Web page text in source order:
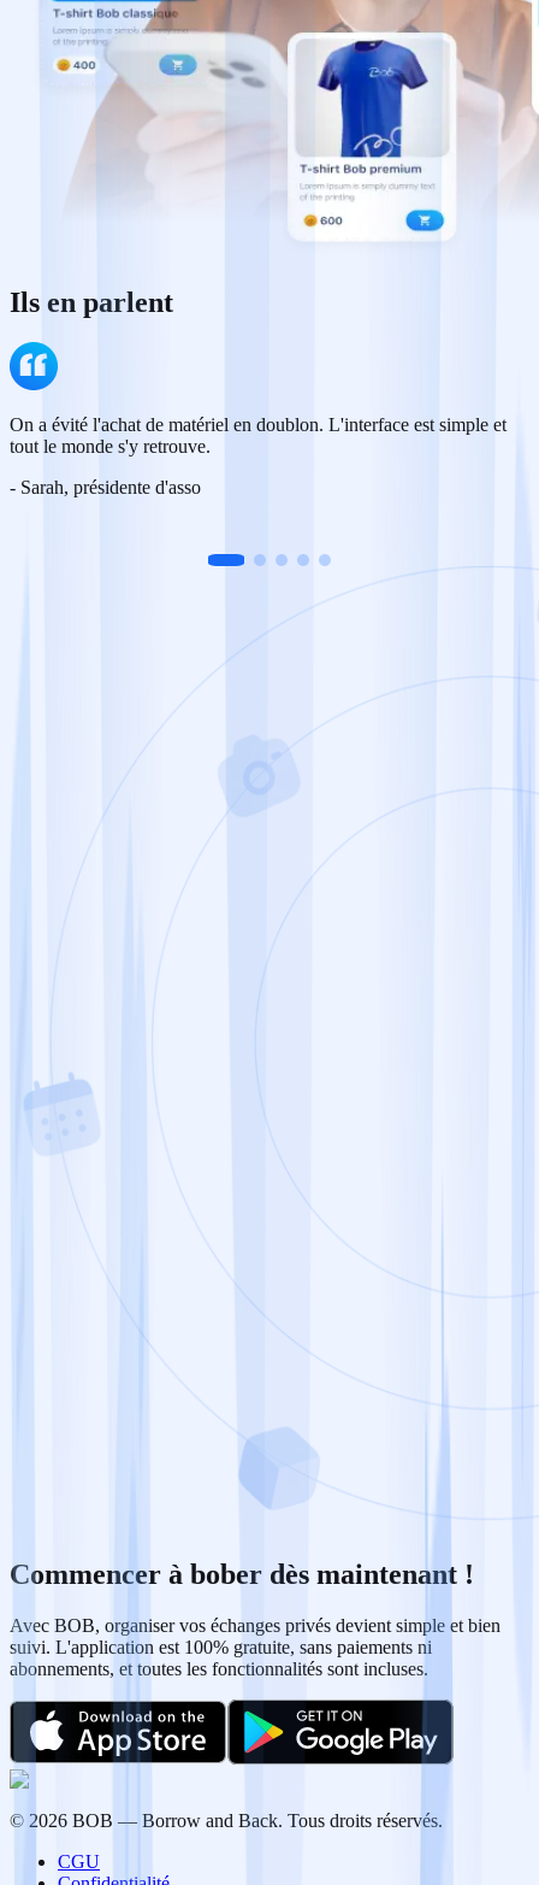
Ils en parlent
On a évité l'achat de matériel en doublon. L'interface est simple et
tout le monde s'y retrouve.
- Sarah, présidente d'asso
Commencer à bober dès maintenant !
Avec BOB, organiser vos échanges privés devient simple et bien
suivi. L'application est 100% gratuite, sans paiements ni
abonnements, et toutes les fonctionnalités sont incluses.
© 2026 BOB — Borrow and Back. Tous droits réservés.
CGU